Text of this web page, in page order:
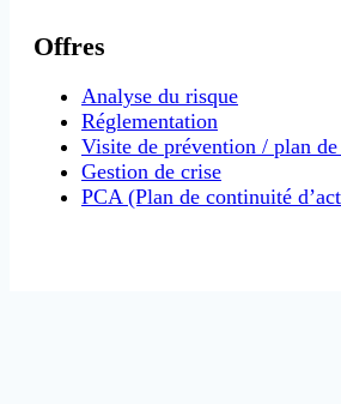
Offres
Analyse du risque
Réglementation
Visite de prévention / plan
Gestion de crise
PCA (Plan de continuité